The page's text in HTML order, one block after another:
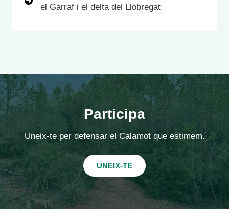
el Garraf i el delta del Llobregat
Participa
Uneix-te per defensar el Calamot que estimem.
UNEIX-TE